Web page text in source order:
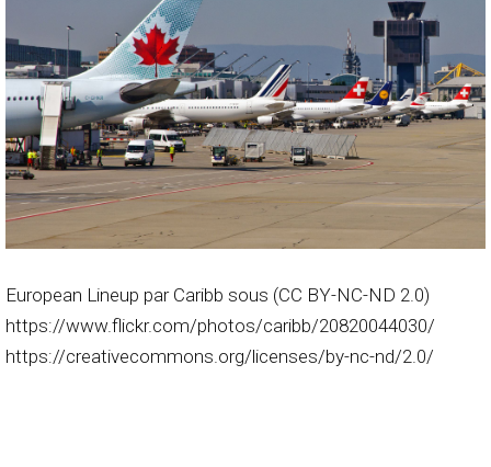
European Lineup par Caribb sous (CC BY-NC-ND 2.0)
https://www.flickr.com/photos/caribb/20820044030/
https://creativecommons.org/licenses/by-nc-nd/2.0/